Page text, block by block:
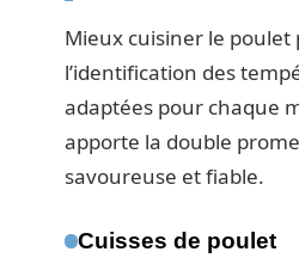
Mieux cuisiner le poulet
l’identification des
adaptées pour chaque
apporte la double
savoureuse et fiable.
Cuisses de poulet